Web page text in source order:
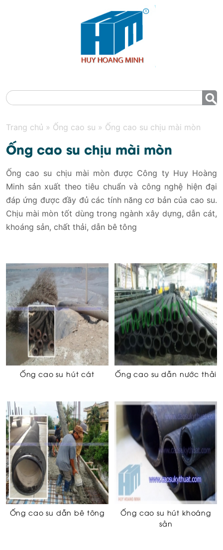
Trang chủ » Ống cao su » Ống cao su chịu mài mòn
Ống cao su chịu mài mòn
Ống cao su chịu mài mòn được Công ty Huy Hoàng
Minh sản xuất theo tiêu chuẩn và công nghệ hiện đại
đáp ứng được đầy đủ các tính năng cơ bản của cao su.
Chịu mài mòn tốt dùng trong ngành xây dựng, dẫn cát,
khoáng sản, chất thải, dẫn bê tông
Ống cao su hút cát Ống cao su dẫn nước thải
Ống cao su dẫn bê tông
Ống cao su hút khoáng
sản